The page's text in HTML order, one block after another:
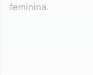
feminina.